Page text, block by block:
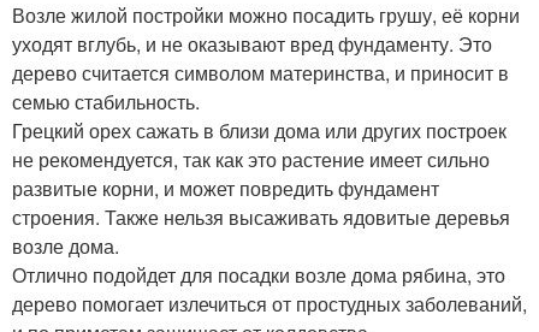
Возле жилой постройки можно посадить грушу, её корни
уходят вглубь, и не оказывают вред фундаменту. Это
дерево считается символом материнства, и приносит в
семью стабильность.
Грецкий орех сажать в близи дома или других построек
не рекомендуется, так как это растение имеет сильно
развитые корни, и может повредить фундамент
строения. Также нельзя высаживать ядовитые деревья
возле дома.
Отлично подойдет для посадки возле дома рябина, это
дерево помогает излечиться от простудных заболеваний,